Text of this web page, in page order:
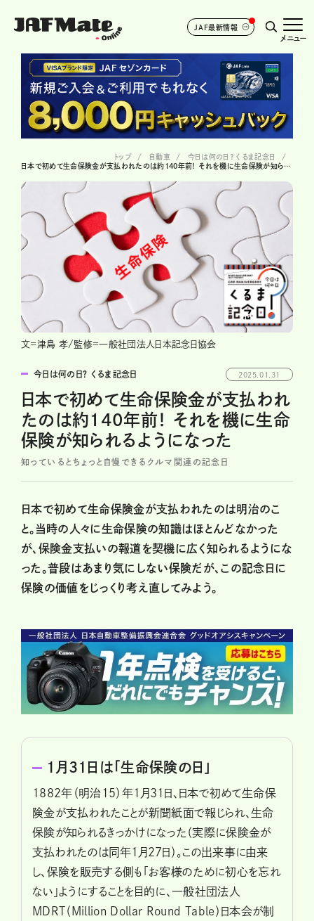
JAF最新情報
メニュー
トップ 自動車
今日は何の日？ くるま記念日
日本で初めて生命保険金が支払われたのは約140年前！ それを機に生命保険が知られるようになった
文=津島 孝/監修=一般社団法人日本記念日協会
今日は何の日？ くるま記念日 2025.01.31
日本で初めて生命保険金が支払われ
たのは約140年前！ それを機に生命
保険が知られるようになった
知っているとちょっと自慢できるクルマ関連の記念日
日本で初めて生命保険金が支払われたのは明治のこ
と。当時の人々に生命保険の知識はほとんどなかった
が、保険金支払いの報道を契機に広く知られるようにな
った。普段はあまり気にしない保険だが、この記念日に
保険の価値をじっくり考え直してみよう。
1月31日は「生命保険の日」
1882年（明治15）年1月31日、日本で初めて生命保
険金が支払われたことが新聞紙面で報じられ、生命
保険が知られるきっかけになった（実際に保険金が
支払われたのは同年1月27日）。この出来事に由来
し、保険を販売する側も「お客様のために初心を忘れ
ない」ようにすることを目的に、一般社団法人
MDRT（Million Dollar Round Table）日本会が制